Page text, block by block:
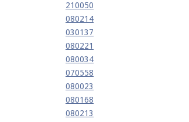
210050
080214
030137
080221
080034
070558
080023
080168
080213